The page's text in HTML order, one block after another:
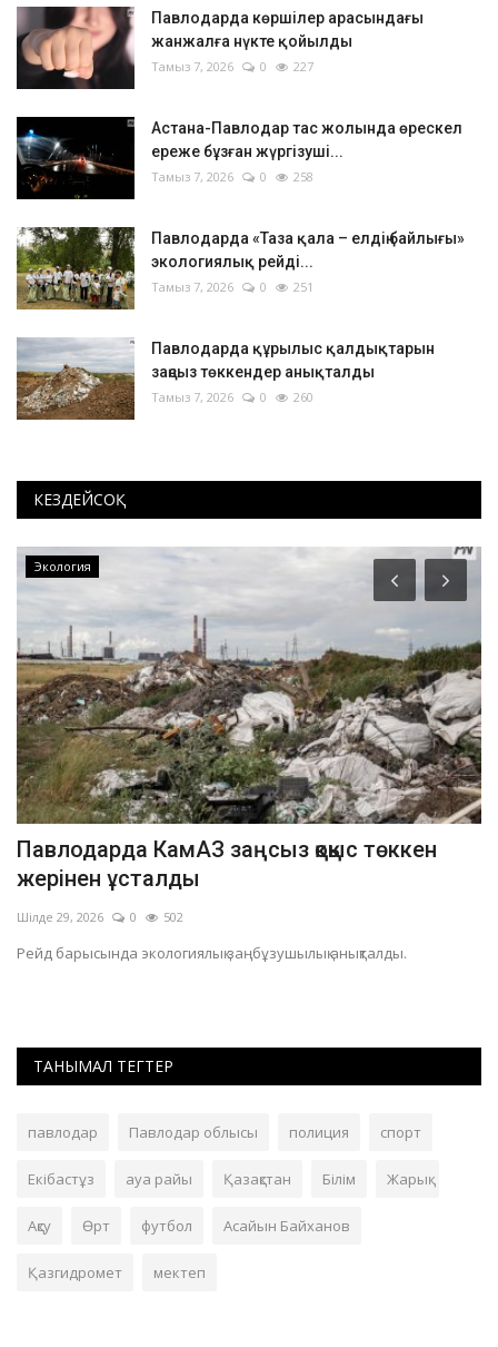
Павлодарда көршілер арасындағы
жанжалға нүкте қойылды
Тамыз 7, 2026 0 227
Астана-Павлодар тас жолында өрескел
ереже бұзған жүргізуші...
Тамыз 7, 2026 0 258
Павлодарда «Таза қала – елдің байлығы»
экологиялық рейді...
Тамыз 7, 2026 0 251
Павлодарда құрылыс қалдықтарын
заңсыз төккендер анықталды
Тамыз 7, 2026 0 260
КЕЗДЕЙСОҚ
Экология
Павлодарда КамАЗ заңсыз қоқыс төккен
жерінен ұсталды
Шілде 29, 2026 0 502
Рейд барысында экологиялық заңбұзушылық анықталды.
ТАНЫМАЛ ТЕГТЕР
павлодар Павлодар облысы полиция спорт
Екібастұз ауа райы Қазақстан Білім Жарық
Ақсу Өрт футбол Асайын Байханов
Қазгидромет мектеп